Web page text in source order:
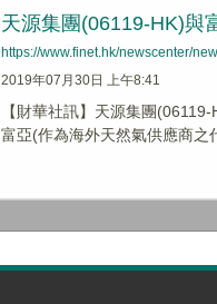
天源集團(06119-HK)與
https://www.finet.hk/newscenter/
2019年07月30日 上午8:41
【財華社訊】天源集團
富亞(作為海外天然氣供應商之